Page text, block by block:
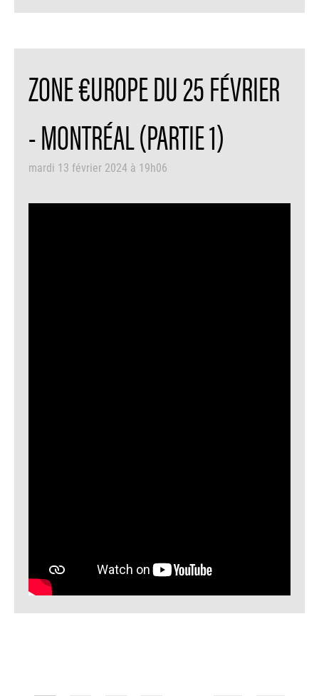
ZONE €UROPE DU 25 FÉVRIER
- MONTRÉAL (PARTIE 1)
mardi 13 février 2024 à 19h06